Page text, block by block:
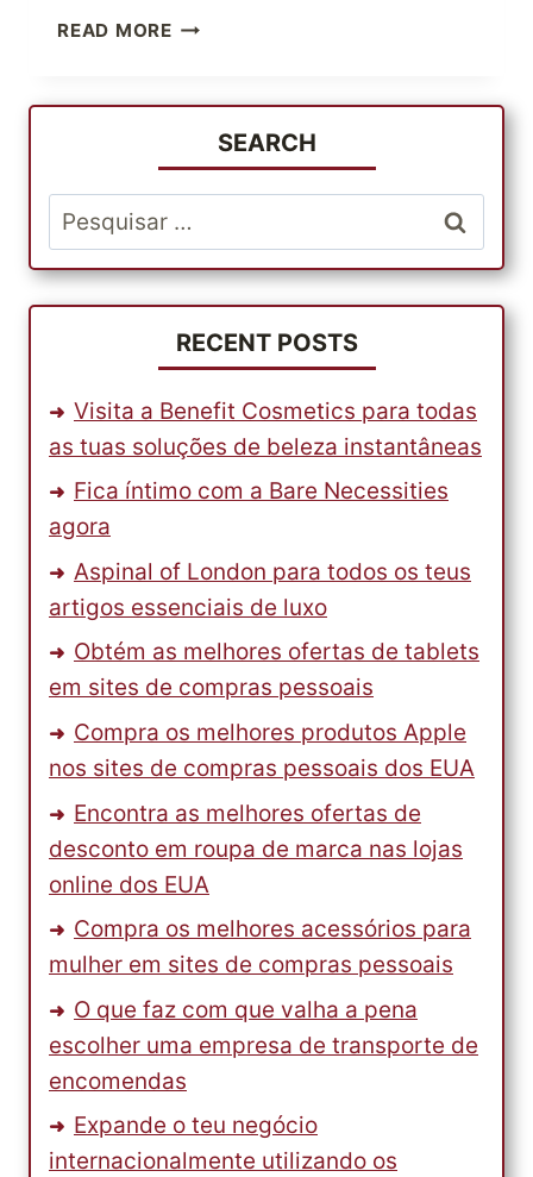
READ MOREVESTE
FILHOS
ESTILO
COM
A
CARTER’S
SEARCH
Pesquisar
por:
RECENT POSTS
Visita a Benefit Cosmetics para todas
as tuas soluções de beleza instantâneas
Fica íntimo com a Bare Necessities
agora
Aspinal of London para todos os teus
artigos essenciais de luxo
Obtém as melhores ofertas de tablets
em sites de compras pessoais
Compra os melhores produtos Apple
nos sites de compras pessoais dos EUA
Encontra as melhores ofertas de
desconto em roupa de marca nas lojas
online dos EUA
Compra os melhores acessórios para
mulher em sites de compras pessoais
O que faz com que valha a pena
escolher uma empresa de transporte de
encomendas
Expande o teu negócio
internacionalmente utilizando os